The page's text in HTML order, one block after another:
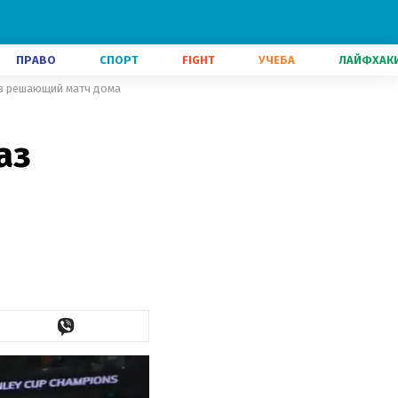
ПРАВО СПОРТ FIGHT УЧЕБА
решающий матч дома